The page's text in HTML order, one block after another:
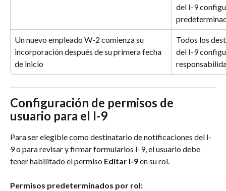
del I-9
Un nuevo empleado W-2 comienza su
incorporación después de su primera fecha
de inicio
Todos los
del I-9
Configuración de permisos de
usuario para el I-9
Para ser elegible como destinatario de notificaciones del I-
9 o para revisar y firmar formularios I-9, el usuario debe
tener habilitado el permiso Editar I-9 en su rol.
Permisos predeterminados por rol: